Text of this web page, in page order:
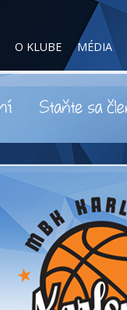
O KLUBE MÉDIA